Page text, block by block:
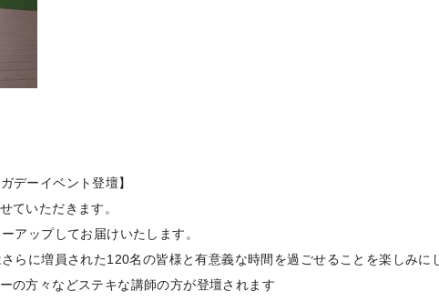
ーイベント登壇】
ていただきます。
アップしてお届けいたします。
らに増員された120名の皆様と有意義な時間を過ごせることを楽しみに
の方々などステキな講師の方が登壇されます